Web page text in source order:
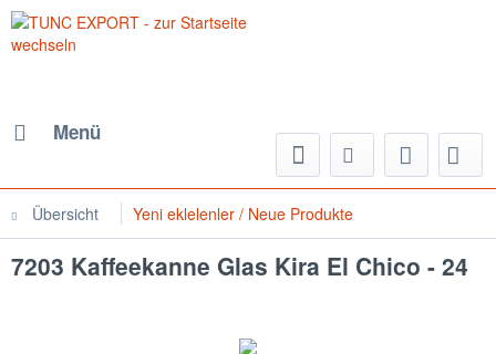
Menü
Übersicht Yeni eklelenler / Neue Produkte
7203 Kaffeekanne Glas Kira El Chico - 24